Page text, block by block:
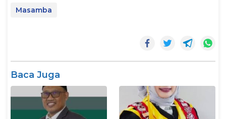
Masamba
Baca Juga